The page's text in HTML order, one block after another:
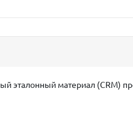
эталонный материал (CRM)